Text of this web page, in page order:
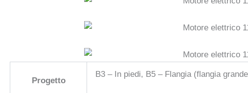
Progetto
B3 – In piedi, B5 – Flangia (flangia